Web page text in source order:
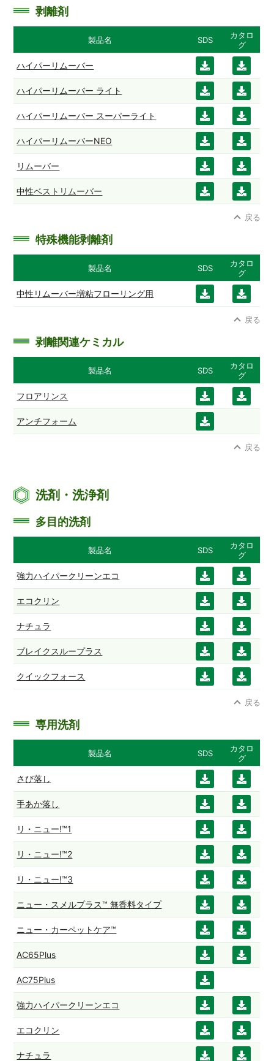
剥離剤
製品名 SDS
カタロ
グ
ハイパーリムーバー
ダウ
ンロ
ード
ダウ
ンロ
ード
ハイパーリムーバー ライト
ダウ
ンロ
ード
ダウ
ンロ
ード
ハイパーリムーバー スーパーライト
ダウ
ンロ
ード
ダウ
ンロ
ード
ハイパーリムーバーNEO
ダウ
ンロ
ード
ダウ
ンロ
ード
リムーバー
ダウ
ンロ
ード
ダウ
ンロ
ード
中性ベストリムーバー
ダウ
ダウ
戻る
特殊機能剥離剤
製品名 SDS
カタロ
グ
中性リムーバー増粘フローリング用
ダウ
ダウ
戻る
剥離関連ケミカル
製品名 SDS
カタロ
グ
フロアリンス
ダウ
ンロ
ード
ダウ
ード
アンチフォーム
ダウ
戻る
洗剤・洗浄剤
多目的洗剤
製品名 SDS
カタロ
グ
強力ハイパークリーンエコ
ダウ
ンロ
ード
ダウ
ンロ
ード
エコクリン
ダウ
ンロ
ード
ダウ
ンロ
ード
ナチュラ
ダウ
ンロ
ード
ダウ
ンロ
ード
ブレイクスループラス
ダウ
ンロ
ード
ダウ
ンロ
ード
クイックフォース
ダウ
ダウ
戻る
専用洗剤
製品名 SDS
カタロ
グ
さび落し
ダウ
ンロ
ード
ダウ
ンロ
ード
手あか落し
ダウ
ンロ
ード
ダウ
ンロ
ード
リ・ニュー!™1
ダウ
ンロ
ード
ダウ
ンロ
ード
リ・ニュー!™2
ダウ
ンロ
ード
ダウ
ンロ
ード
リ・ニュー!™3
ダウ
ンロ
ード
ダウ
ンロ
ード
ニュー・スメルプラス™ 無香料タイプ
ダウ
ンロ
ード
ダウ
ンロ
ード
ニュー・カーペットケア™
ダウ
ンロ
ード
ダウ
ンロ
ード
AC65Plus
ダウ
ンロ
ード
ダウ
ード
AC75Plus
ダウ
ンロ
ード
強力ハイパークリーンエコ
ダウ
ンロ
ード
ダウ
ンロ
ード
エコクリン
ダウ
ンロ
ダウ
ンロ
ナチュラ
ダウ
ダウ